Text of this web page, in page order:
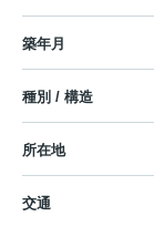
築年月
種別 / 構造
所在地
交通